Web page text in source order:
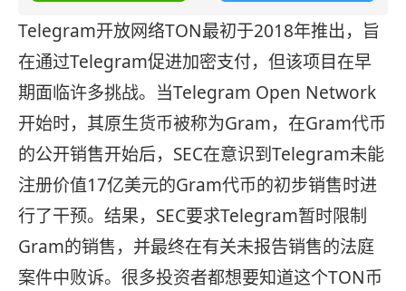
Telegram开放网络TON最初于2018年推出，旨
在通过Telegram促进加密支付，但该项目在早
期面临许多挑战。当Telegram Open Network
开始时，其原生货币被称为Gram，在Gram代币
的公开销售开始后，SEC在意识到Telegram未能
注册价值17亿美元的Gram代币的初步销售时进
行了干预。结果，SEC要求Telegram暂时限制
Gram的销售，并最终在有关未报告销售的法庭
案件中败诉。很多投资者都想要知道这个TON币